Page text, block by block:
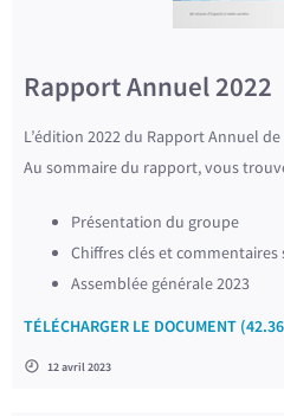
Rapport Annuel 2022
L’édition 2022 du Rapport Annuel
Au sommaire du rapport, vous
Présentation du groupe
Chiffres clés et commentaires
Assemblée générale 2023
TÉLÉCHARGER LE DOCUMENT
12 avril 2023